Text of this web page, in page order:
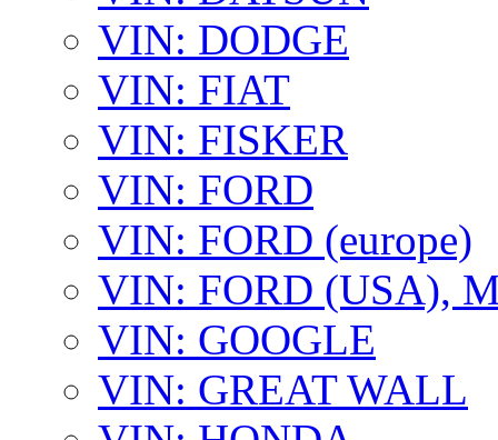
VIN: DODGE
VIN: FIAT
VIN: FISKER
VIN: FORD
VIN: FORD (europe)
VIN: FORD (USA),
VIN: GOOGLE
VIN: GREAT WALL